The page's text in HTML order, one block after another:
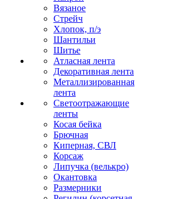
Вязаное
Стрейч
Хлопок, п/э
Шантильи
Шитье
Атласная лента
Декоративная лента
Металлизированная
лента
Светоотражающие
ленты
Косая бейка
Брючная
Киперная, СВЛ
Корсаж
Липучка (велькро)
Окантовка
Размерники